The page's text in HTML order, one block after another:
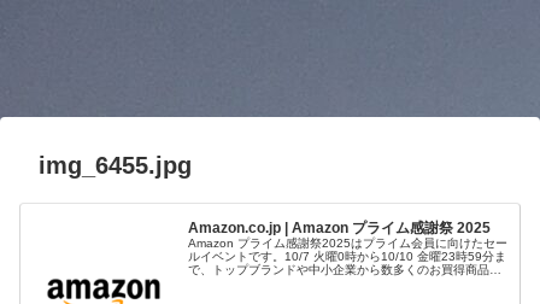
img_6455.jpg
Amazon.co.jp | Amazon プライム感謝祭 2025
Amazon プライム感謝祭2025はプライム会員に向けたセー
ルイベントです。10/7 火曜0時から10/10 金曜23時59分ま
で、トップブランドや中小企業から数多くのお買得商品が